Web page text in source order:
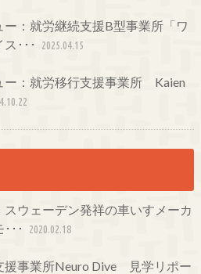
ー：就労継続支援B型事業所「ワ
･･･
2025.04.15
ー：就労移行支援事業所 Kaien
スウェーデン発祥の車いすメーカ
･･
2020.02.18
援事業所Neuro Dive 見学リポー